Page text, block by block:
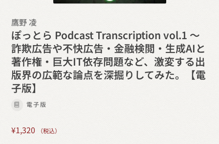
鷹野 凌
ぽっとら Podcast Transcription vol.1 ～
詐欺広告や不快広告・金融検閲・生成AIと
著作権・巨大IT依存問題など、激変する出
版界の広範な論点を深掘りしてみた。【電
子版】
電子版
¥1,320 （税込）